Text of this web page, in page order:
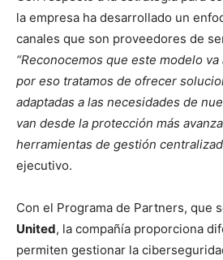
la empresa ha desarrollado un
canales que son proveedores de
“Reconocemos que este modelo
por eso tratamos de ofrecer
adaptadas a las necesidades de
van desde la protección más
herramientas de gestión
ejecutivo.
Con el Programa de Partners, que
United, la compañía proporciona
permiten gestionar la